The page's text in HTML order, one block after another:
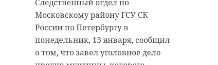
Следственный отдел по
Московскому району ГСУ СК
России по Петербургу в
понедельник, 13 января, сообщил
о том, что завел уголовное дело
single
вуокса птицы фото